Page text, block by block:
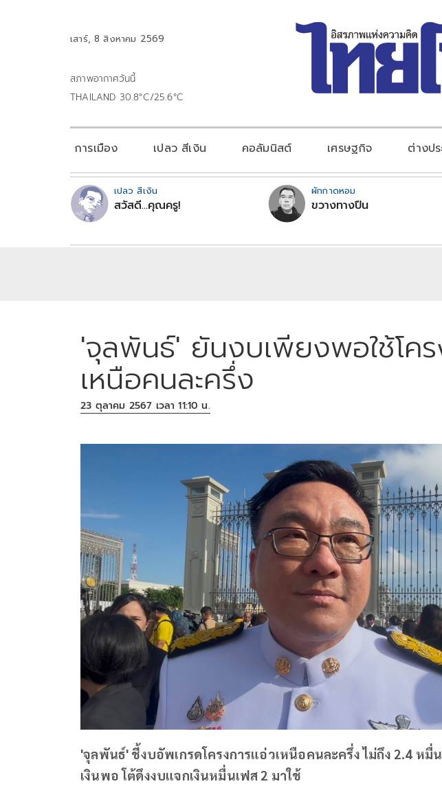
เสาร์, 8 สิงหาคม 2569
สภาพอากาศวันนี้
THAILAND 30.8°C/25.6°C
การเมือง เปลว สีเงิน คอลัมนิสต์ เศรษฐกิจ ต่างปร
เปลว สีเงิน
สวัสดี...คุณครู!
ผักกาดหอม
ขวางทางปืน
'จุลพันธ์' ยันงบเพียงพอใช้โค
เหนือคนละครึ่ง
23 ตุลาคม 2567 เวลา 11:10 น.
'จุลพันธ์' ชี้งบอัพเกรดโครงการแอ่วเหนือคนละครึ่ง ไม่ถึง 2.4 หมื่
เงินพอ โต้ดึงงบแจกเงินหมื่นเฟส 2 มาใช้